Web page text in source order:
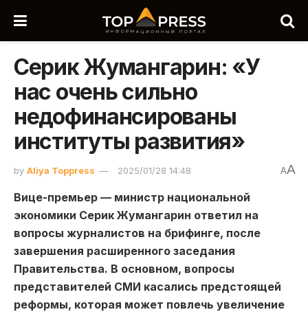
Серик Жумангарин: «У
нас очень сильно
недофинансированы
институты развития»
by Aliya Toppress 2025/01/28 14:48 AA
Вице-премьер — министр национальной
экономики Серик Жумангарин ответил на
вопросы журналистов на брифинге, после
завершения расширенного заседания
Правительства. В основном, вопросы
представителей СМИ касались предстоящей
реформы, которая может повлечь увеличение